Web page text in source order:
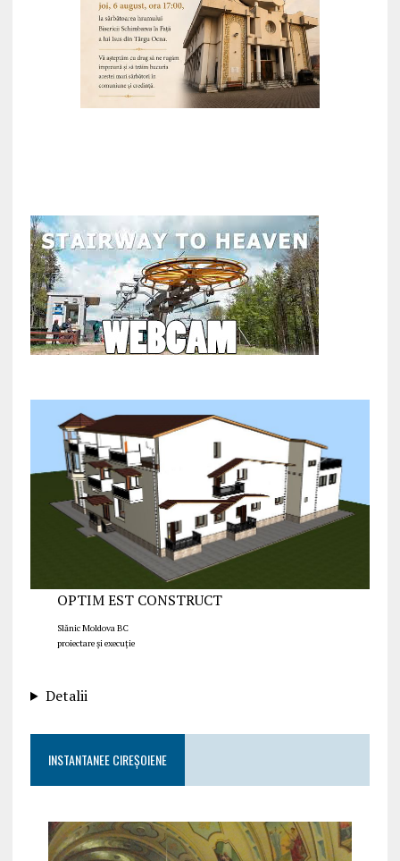
OPTIM EST CONSTRUCT
Slănic Moldova BC
proiectare și execuție
Detalii
INSTANTANEE CIREȘOIENE